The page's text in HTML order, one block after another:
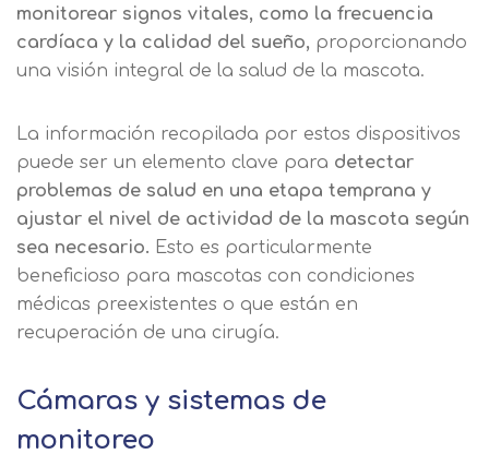
monitorear signos vitales, como la frecuencia
cardíaca y la calidad del sueño, proporcionando
una visión integral de la salud de la mascota.
La información recopilada por estos dispositivos
puede ser un elemento clave para detectar
problemas de salud en una etapa temprana y
ajustar el nivel de actividad de la mascota según
sea necesario. Esto es particularmente
beneficioso para mascotas con condiciones
médicas preexistentes o que están en
recuperación de una cirugía.
Cámaras y sistemas de
monitoreo